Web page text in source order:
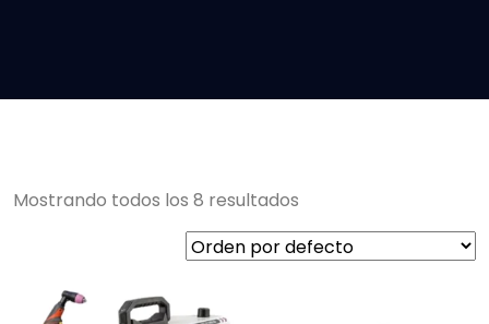
Mostrando todos los 8 resultados